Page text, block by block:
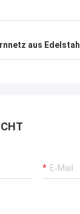
aus Edelstahl